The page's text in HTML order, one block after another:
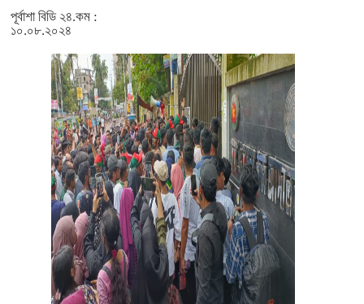
পূর্বাশা বিডি ২৪.কম :
১০.০৮.২০২৪